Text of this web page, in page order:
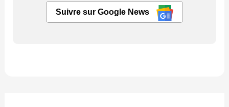
Suivre sur Google News